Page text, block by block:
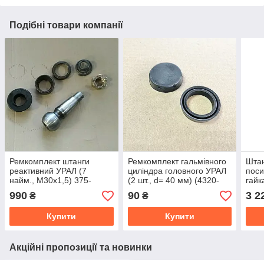
Подібні товари компанії
Ремкомплект штанги
реактивний УРАЛ (7
найм., М30х1,5) 375-
2919024-В
990 ₴
Купити
Ремкомплект гальмівного
циліндра головного УРАЛ
(2 шт., d= 40 мм) (4320-
3505010)375-3505035-Б
90₴
Купити
3
Акційні пропозиції та новинки